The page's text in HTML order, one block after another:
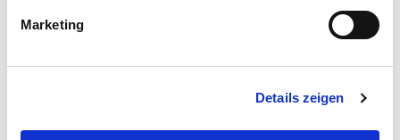
Marketing
Details zeigen
25 g/m²